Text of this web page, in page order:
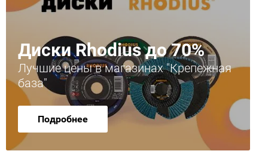
Диски Rhodius до 70%
Лучшие цены в магазинах "Крепежная
база"
Подробнее